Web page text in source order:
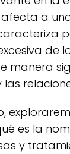
a
de
manera
es la
y